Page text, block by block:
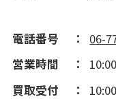
電話番号
06-
営業時間
買取受付